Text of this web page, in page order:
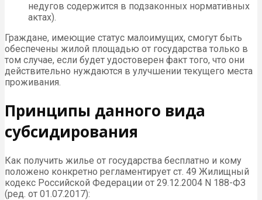
недугов содержится в подзаконных нормативных
актах).
Граждане, имеющие статус малоимущих, смогут быть
обеспечены жилой площадью от государства только в
том случае, если будет удостоверен факт того, что они
действительно нуждаются в улучшении текущего места
проживания.
Принципы данного вида
субсидирования
Как получить жилье от государства бесплатно и кому
положено конкретно регламентирует ст. 49 Жилищный
кодекс Российской Федерации от 29.12.2004 N 188-ФЗ
(ред. от 01.07.2017):